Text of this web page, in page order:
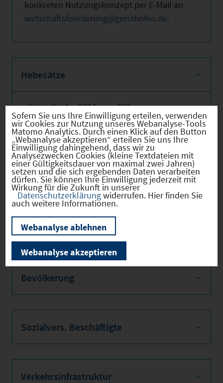
konkreten Nutzungskonzept per E-Mail an
wirtschaftsfoerderung@gersthofen.de.
Hebesätze
Gewerbest
euerhebes
atz
2024 360
Hebesatz
der
Grundsteu
er B
2024 310
Firmenstandorte
Bevölkerung
Sozialvers. Beschäftigte
Verkehrsinfrastruktur
Sofern Sie uns Ihre Einwilligung erteilen, verwenden
wir Cookies zur Nutzung unseres Webanalyse-Tools
Matomo Analytics. Durch einen Klick auf den Button
„Webanalyse akzeptieren“ erteilen Sie uns Ihre
Einwilligung dahingehend, dass wir zu
Analysezwecken Cookies (kleine Textdateien mit
einer Gültigkeitsdauer von maximal zwei Jahren)
setzen und die sich ergebenden Daten verarbeiten
dürfen. Sie können Ihre Einwilligung jederzeit mit
Wirkung für die Zukunft in unserer
Datenschutzerklärungwiderrufen. Hier finden Sie
auch weitere Informationen.
Webanalyse ablehnen
Webanalyse akzeptieren